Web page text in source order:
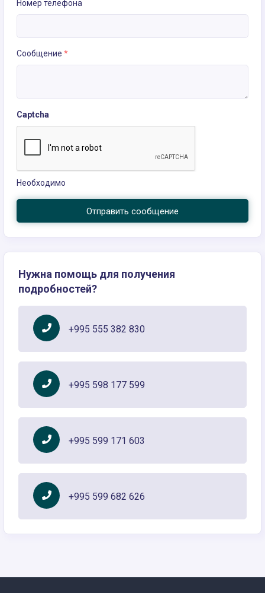
Номер телефона
Сообщение *
Captcha
Необходимо
Отправить сообщение
Нужна помощь для получения
подробностей?
+995 555 382 830
+995 598 177 599
+995 599 171 603
+995 599 682 626